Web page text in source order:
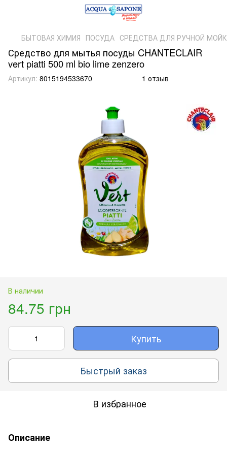
БЫТОВАЯ ХИМИЯ ПОСУДА СРЕДСТВА ДЛЯ РУЧНОЙ
Средство для мытья посуды CHANTECLAIR
vert piatti 500 ml bio lime zenzero
Артикул: 8015194533670 1 отзыв
В наличии
84.75 грн
Купить
Быстрый заказ
В избранное
Описание